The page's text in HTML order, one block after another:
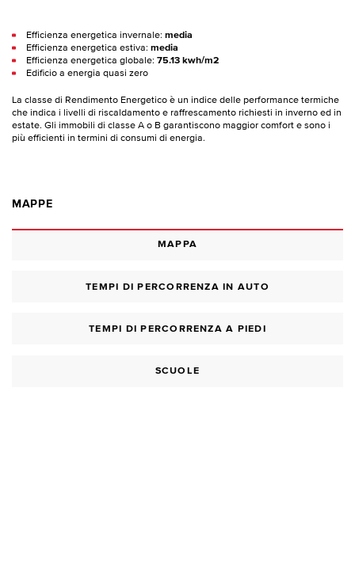
Efficienza energetica invernale: media
Efficienza energetica estiva: media
Efficienza energetica globale: 75.13 kwh/m2
Edificio a energia quasi zero
La classe di Rendimento Energetico è un indice delle performance termiche
che indica i livelli di riscaldamento e raffrescamento richiesti in inverno ed in
estate. Gli immobili di classe A o B garantiscono maggior comfort e sono i
più efficienti in termini di consumi di energia.
MAPPE
MAPPA
TEMPI DI PERCORRENZA IN AUTO
TEMPI DI PERCORRENZA A PIEDI
SCUOLE